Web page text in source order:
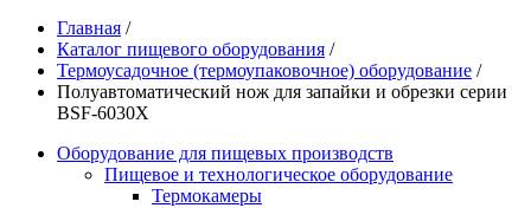
Главная /
Каталог пищевого оборудования /
Термоусадочное (термоупаковочное) оборудование /
Полуавтоматический нож для запайки и обрезки серии
BSF-6030X
Оборудование для пищевых производств
Пищевое и технологическое оборудование
Термокамеры